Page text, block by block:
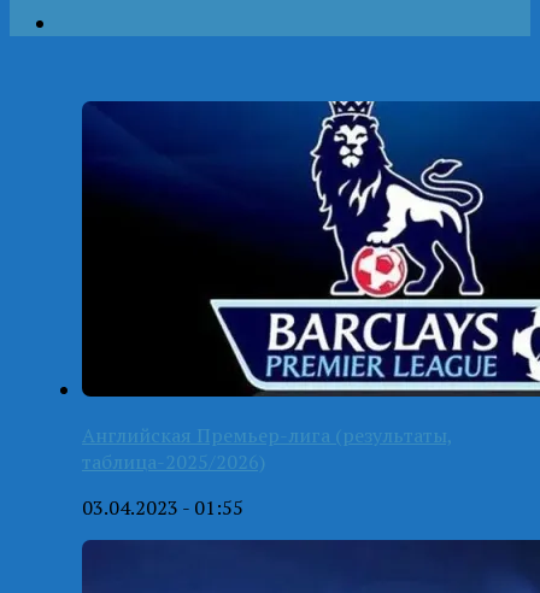
Английская Премьер-лига (результаты,
таблица-2025/2026)
03.04.2023 - 01:55